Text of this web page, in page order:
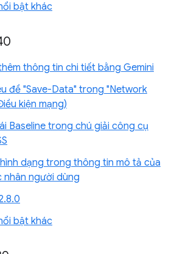
bật khác
thông tin chi tiết bằng Gemini
đề "Save-Data" trong "Network
kiện mạng)
Baseline trong chú giải công cụ
dạng trong thông tin mô tả của
nhân người dùng
bật khác